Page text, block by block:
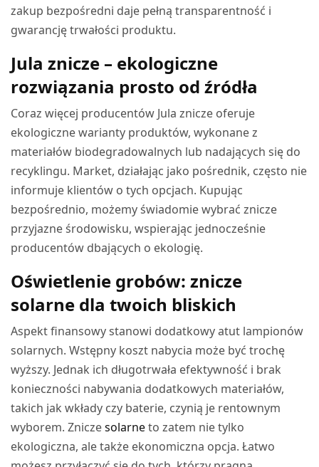
zakup bezpośredni daje pełną transparentność i
gwarancję trwałości produktu.
Jula znicze – ekologiczne
rozwiązania prosto od źródła
Coraz więcej producentów Jula znicze oferuje
ekologiczne warianty produktów, wykonane z
materiałów biodegradowalnych lub nadających się do
recyklingu. Market, działając jako pośrednik, często nie
informuje klientów o tych opcjach. Kupując
bezpośrednio, możemy świadomie wybrać znicze
przyjazne środowisku, wspierając jednocześnie
producentów dbających o ekologię.
Oświetlenie grobów: znicze
solarne dla twoich bliskich
Aspekt finansowy stanowi dodatkowy atut lampionów
solarnych. Wstępny koszt nabycia może być trochę
wyższy. Jednak ich długotrwała efektywność i brak
konieczności nabywania dodatkowych materiałów,
takich jak wkłady czy baterie, czynią je rentownym
wyborem. Zniczesolarneto zatem nie tylko
ekologiczna, ale także ekonomiczna opcja. Łatwo